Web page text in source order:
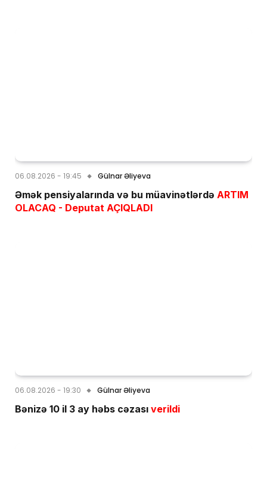
06.08.2026 - 19:45 Gülnar Əliyeva
Əmək pensiyalarında və bu müavinətlərdə ARTIM
OLACAQ - Deputat AÇIQLADI
06.08.2026 - 19:30 Gülnar Əliyeva
Bənizə 10 il 3 ay həbs cəzası verildi